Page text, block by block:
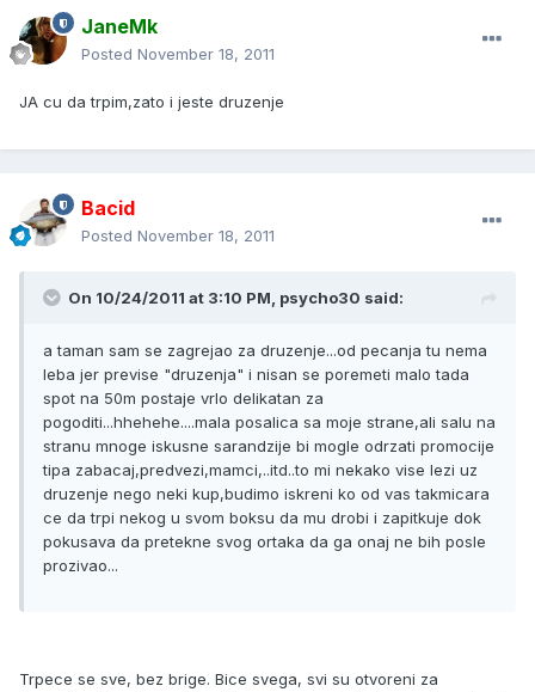
JaneMk
Posted November 18, 2011
JA cu da trpim,zato i jeste druzenje
Bacid
Posted November 18, 2011
On 10/24/2011 at 3:10 PM, psycho30 said:
a taman sam se zagrejao za druzenje...od pecanja tu nema
leba jer previse "druzenja" i nisan se poremeti malo tada
spot na 50m postaje vrlo delikatan za
pogoditi...hhehehe....mala posalica sa moje strane,ali salu na
stranu mnoge iskusne sarandzije bi mogle odrzati promocije
tipa zabacaj,predvezi,mamci,..itd..to mi nekako vise lezi uz
druzenje nego neki kup,budimo iskreni ko od vas takmicara
ce da trpi nekog u svom boksu da mu drobi i zapitkuje dok
pokusava da pretekne svog ortaka da ga onaj ne bih posle
prozivao...
Trpece se sve, bez brige. Bice svega, svi su otvoreni za